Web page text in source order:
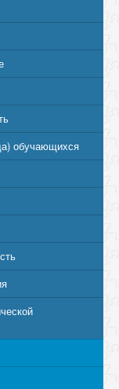
обучающихся